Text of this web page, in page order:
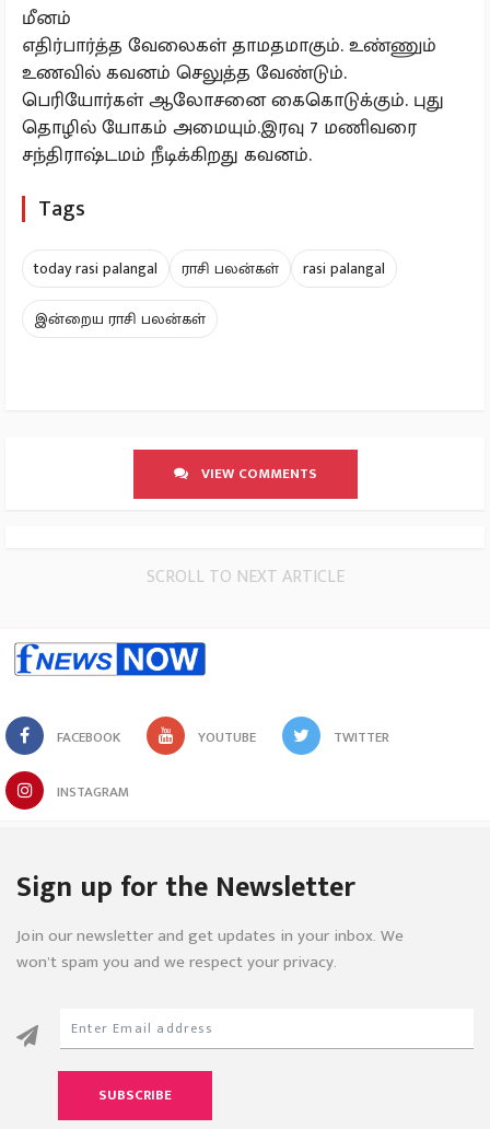
மீனம்
எதிர்பார்த்த வேலைகள் தாமதமாகும். உண்ணும்
உணவில் கவனம் செலுத்த வேண்டும்.
பெரியோர்கள் ஆலோசனை கைகொடுக்கும். புது
தொழில் யோகம் அமையும்.இரவு 7 மணிவரை
சந்திராஷ்டமம் நீடிக்கிறது கவனம்.
Tags
today rasi palangal ராசி பலன்கள்
rasi palangal
இன்றைய ராசி பலன்கள்
VIEW COMMENTS
SCROLL TO NEXT ARTICLE
FACEBOOK YOUTUBE TWITTER
INSTAGRAM
Sign up for the Newsletter
Join our newsletter and get updates in your inbox. We
won’t spam you and we respect your privacy.
SUBSCRIBE